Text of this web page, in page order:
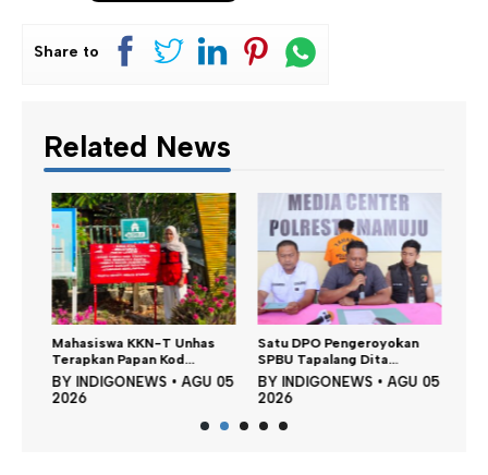
Share to
Related News
Mahasiswa KKN-T Unhas
Terapkan Papan Kod...
BYINDIGONEWS •AGU 05
2026
Satu DPO Pengeroyokan
SPBU Tapalang Dita...
BYINDIGONEWS •AGU 05
2026